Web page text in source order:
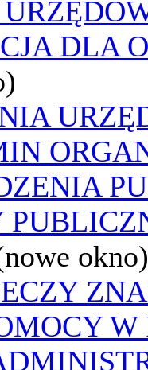
DLA
okno)